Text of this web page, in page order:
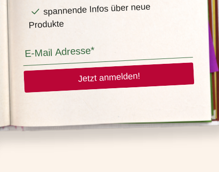
spannende Infos über neue
Produkte
Jetzt anmelden!